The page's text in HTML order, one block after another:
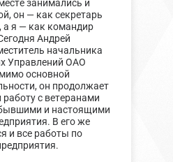
занимались и
он — как секретарь
я — как командир
Андрей
начальника
Управлений ОАО
основной
он продолжает
с ветеранами
и настоящими
В его же
и все работы по